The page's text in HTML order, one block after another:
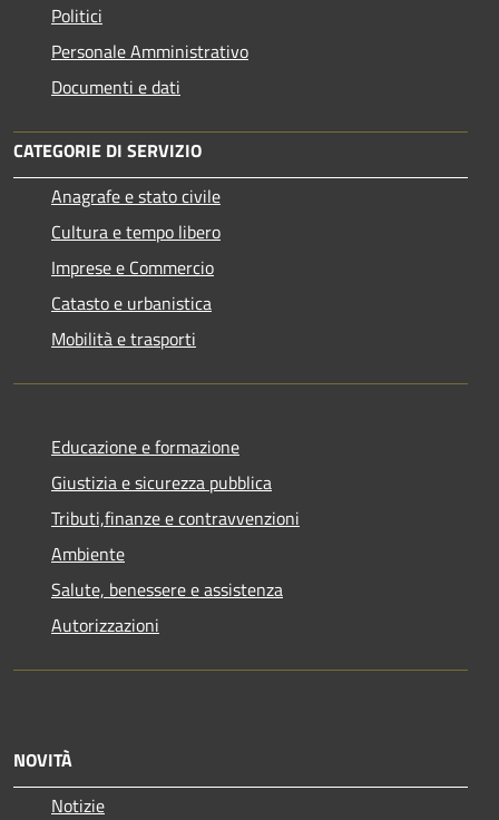
Politici
Personale Amministrativo
Documenti e dati
CATEGORIE DI SERVIZIO
Anagrafe e stato civile
Cultura e tempo libero
Imprese e Commercio
Catasto e urbanistica
Mobilità e trasporti
Educazione e formazione
Giustizia e sicurezza pubblica
Tributi,finanze e contravvenzioni
Ambiente
Salute, benessere e assistenza
Autorizzazioni
NOVITÀ
Notizie